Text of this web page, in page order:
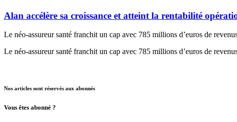
Alan accélère sa croissance et atteint la rentabilité
Le néo-assureur santé franchit un cap avec 785 millions d’euros de
Le néo-assureur santé franchit un cap avec 785 millions d’euros de
Nos articles sont réservés aux abonnés
Vous êtes abonné ?